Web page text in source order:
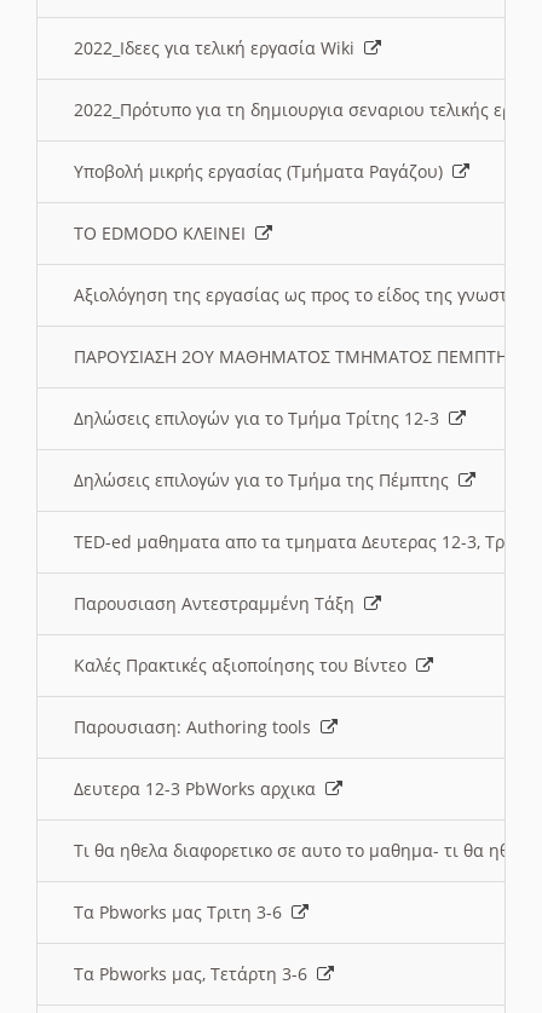
2022_Ιδεες για τελική εργασία Wiki
2022_Πρότυπο για τη δημιουργια σεναριου τελικής
Υποβολή μικρής εργασίας (Τμήματα Ραγάζου)
ΤΟ EDMODO ΚΛΕΙΝΕΙ
Αξιολόγηση της εργασίας ως προς το είδος της
ΠΑΡΟΥΣΙΑΣΗ 2ΟΥ ΜΑΘΗΜΑΤΟΣ ΤΜΗΜΑΤΟΣ
Δηλώσεις επιλογών για το Τμήμα Τρίτης 12-3
Δηλώσεις επιλογών για το Τμήμα της Πέμπτης
TED-ed μαθηματα απο τα τμηματα Δευτερας 12-3,
Παρουσιαση Αντεστραμμένη Τάξη
Καλές Πρακτικές αξιοποίησης του Βίντεο
Παρουσιαση: Authoring tools
Δευτερα 12-3 PbWorks αρχικα
Τι θα ηθελα διαφορετικο σε αυτο το μαθημα- τι θα
Τα Pbworks μας Τριτη 3-6
Τα Pbworks μας, Τετάρτη 3-6